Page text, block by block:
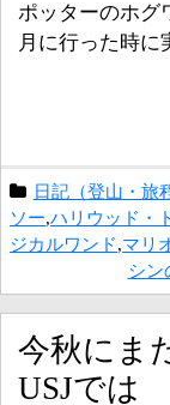
ポッターのホグ
月に行った時
日記（登山・旅
ソー ハリウッド・
ジカルワンド マリ
シン
今秋にま
USJでは